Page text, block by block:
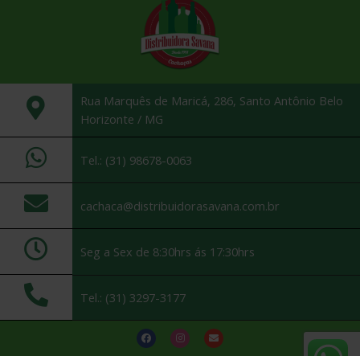
Rua Marquês de Maricá, 286, Santo Antônio Belo
Horizonte / MG
Tel.: (31) 98678-0063
cachaca@distribuidorasavana.com.br
Seg a Sex de 8:30hrs ás 17:30hrs
Tel.: (31) 3297-3177